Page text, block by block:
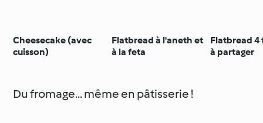
Cheesecake (avec
cuisson)
Flatbread à l'aneth et
à la feta
Flatbread 4
à partager
Du fromage... même en pâtisserie !